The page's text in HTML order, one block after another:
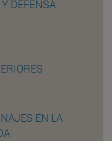
DEFENSA
EN LA